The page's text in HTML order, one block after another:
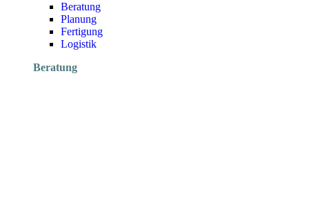
Beratung
Planung
Fertigung
Logistik
Beratung